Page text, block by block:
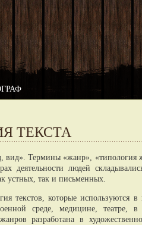
ТЕКСТА
вид». Термины «жанр», «типология
деятельности людей
устных, так и письменных.
текстов, которые используются в
среде, медицине, театре,
разработана в